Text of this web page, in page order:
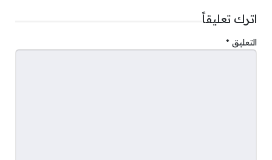
اترك تعليقاً
التعليق *